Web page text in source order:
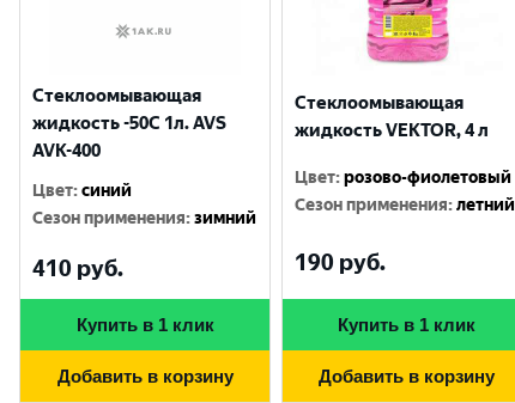
Стеклоомывающая
жидкость -50С 1л. AVS
AVK-400
Цвет:синий
Сезон применения:зимний
410 руб.
Купить в 1 клик
Добавить в корзину
Стеклоомывающая
жидкость VEKTOR, 4 л
Цвет:розово-фиолетовый
Сезон применения:летний
190 руб.
Купить в 1 клик
Добавить в корзину